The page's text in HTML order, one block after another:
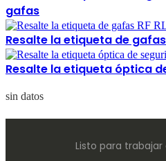
gafas
Resalte la etiqueta de gafas
Resalte la etiqueta óptica
sin datos
Listo para